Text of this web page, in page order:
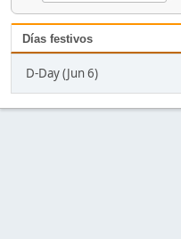
Días festivos
D-Day (Jun 6)